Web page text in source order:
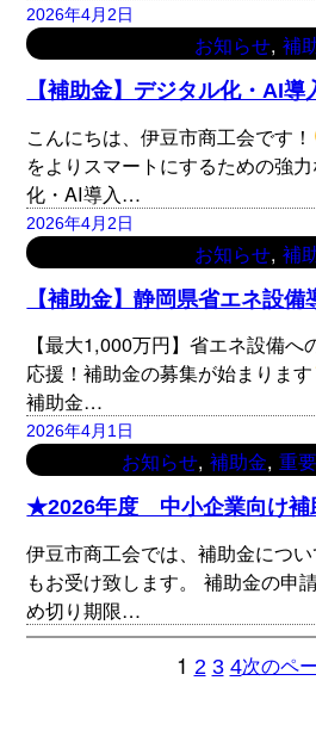
2026年4月2日
お知らせ, 補
こんにちは、伊豆市商工会です！
をよりスマートにするための強
化・AI導入…
2026年4月2日
お知らせ, 補
【補助金】静岡県省エネ設
【最大1,000万円】省エネ設備
応援！補助金の募集が始まります
補助金…
2026年4月1日
お知らせ, 補助金, 重
★2026年度 中小企業向け補
伊豆市商工会では、補助金につ
もお受け致します。 補助金の申
め切り期限…
1 2 3 4次のペ